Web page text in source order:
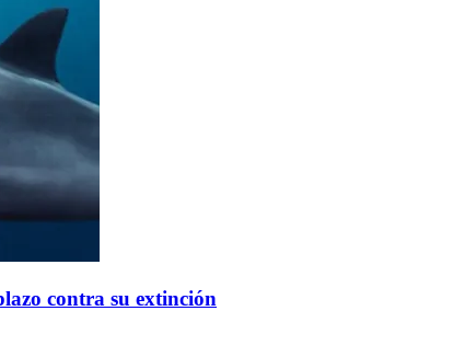
contra su extinción